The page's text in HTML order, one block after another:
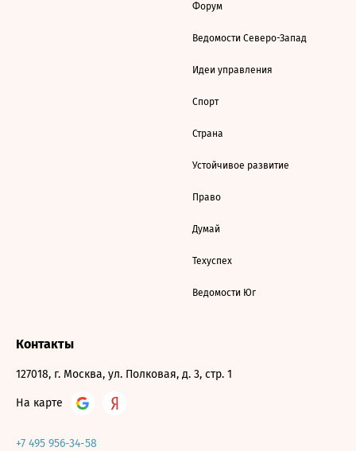
Форум
Ведомости Северо-Запад
Идеи управления
Спорт
Страна
Устойчивое развитие
Право
Думай
Техуспех
Ведомости Юг
Контакты
127018, г. Москва, ул. Полковая, д. 3, стр. 1
На карте
+7 495 956-34-58